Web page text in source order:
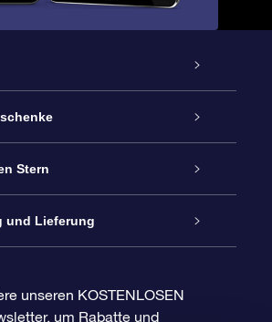
Stern
und Lieferung
unseren KOSTENLOSEN
um Rabatte und